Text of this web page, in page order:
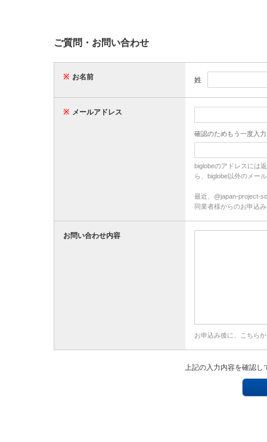
ご質問・お問い合わせ
※ お名前 姓
※ メールアドレス
確認のためもう一度入
biglobeのアドレスには
ら、biglobe以外のメー
最近、@japan-project-
同業者様からのお申込
お問い合わせ内容
お申込み後に、こちら
上記の入力内容を確認し